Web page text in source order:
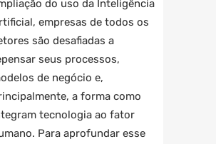
do uso da Inteligência
empresas de todos os
são desafiadas a
seus processos,
de negócio e,
a forma como
tecnologia ao fator
Para aprofundar esse